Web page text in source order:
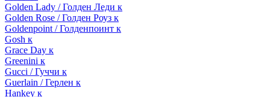
Golden Lady / Голден Леди к
Golden Rose / Голден Роуз к
Goldenpoint / Голденпоинт к
Gosh к
Grace Day к
Greenini к
Gucci / Гуччи к
Guerlain / Герлен к
Hankey к